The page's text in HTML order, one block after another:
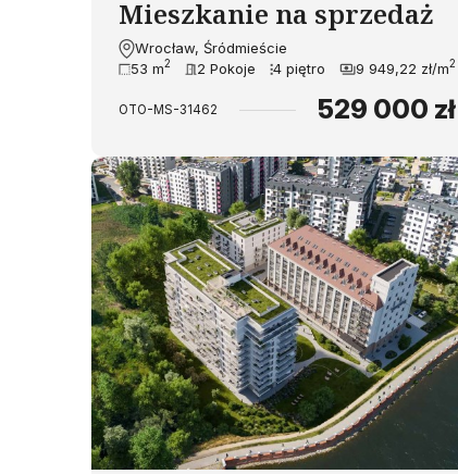
Mieszkanie na sprzedaż
Wrocław, Śródmieście
53 m2 2 Pokoje 4 piętro 9 949,22 zł/m2
OTO-MS-31462 529 000 zł